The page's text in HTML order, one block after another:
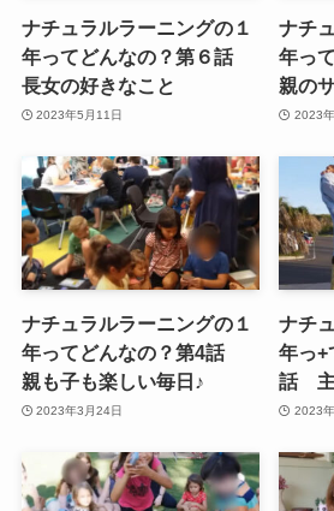
ナチュラルラーニングの１
年ってどんなの？第６話
長女の好きなこと
2023年5月11日
ナチ
年っ
親の
2023
ナチュラルラーニングの１
年ってどんなの？第4話
親も子も楽しい毎日♪
2023年3月24日
ナチ
年っ+
話 主
2023